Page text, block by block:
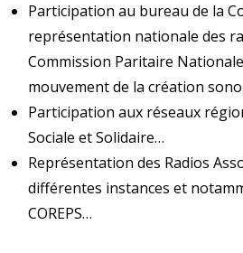
Participation au bureau de la
représentation nationale des
Commission Paritaire
mouvement de la création
Participation aux réseaux
Sociale et Solidaire…
Représentation des Radios
différentes instances et
COREPS…